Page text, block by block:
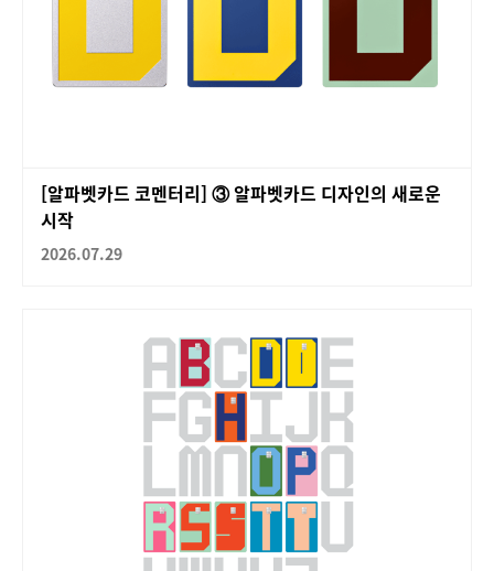
[알파벳카드 코멘터리] ③ 알파벳카드 디자인의 새로운
시작
2026.07.29